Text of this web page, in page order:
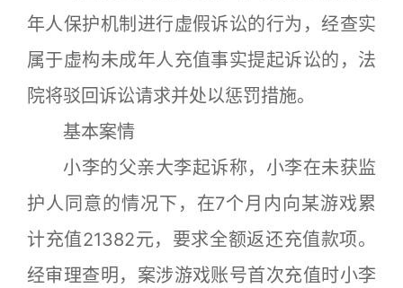
年人保护机制进行虚假诉讼的行为，经查实
属于虚构未成年人充值事实提起诉讼的，法
院将驳回诉讼请求并处以惩罚措施。
基本案情
小李的父亲大李起诉称，小李在未获监
护人同意的情况下，在7个月内向某游戏累
计充值21382元，要求全额返还充值款项。
经审理查明，案涉游戏账号首次充值时小李